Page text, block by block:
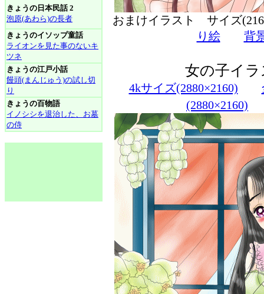
きょうの日本民話 2
泡原(あわら)の長者
きょうのイソップ童話
ライオンを見た事のないキ
ツネ
きょうの江戸小話
饅頭(まんじゅう)の試し切
り
きょうの百物語
イノシシを退治した、お墓
の侍
おまけイラスト サイズ
り絵
背
女の子イ
4kサイズ(2880×2160)
(2880×2160)